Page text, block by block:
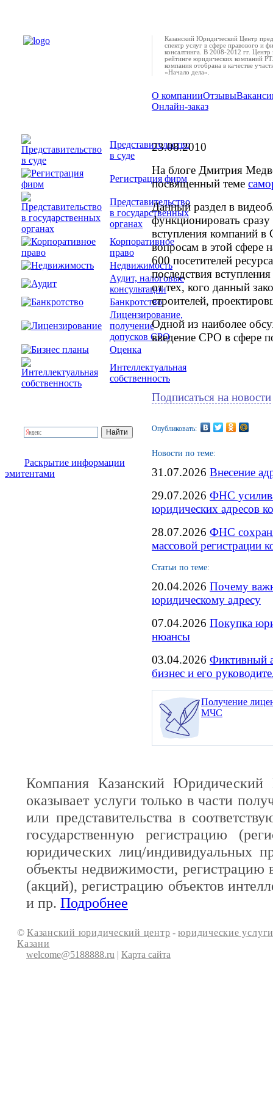
Представительство
в суде
Регистрация фирм
Представительство
в государственных
органах
Корпоративное
право
Недвижимость
Аудит, налоговые
консультации
Банкротство
Лицензирование,
получение
допусков СРО
Оценка
Интеллектуальная
собственность
Раскрытие информации
эмитентами
Казанский Юридический Центр
спектр услуг в сфере правового и
консалтинга. В 2008-2012 гг. Центр
рейтинге юридических компаний
компания отобрана в качестве
«Начало дела».
О компанииОтзывы
Онлайн-заказ
23.08.2010
На блоге Дмитрия
посвященный теме
Данный раздел в
функционировать сразу
вступления компаний
вопросам в этой сфере
600 посетителей
последствия
от тех, кого данный
строителей,
Одной из наиболее
введение СРО в сфере
Подписаться на новости
Опубликовать:
Новости по теме:
31.07.2026 Внесение
29.07.2026 ФНС
юридических адресов
28.07.2026 ФНС
массовой регистрации
Статьи по теме:
20.04.2026 Почему
юридическому адресу
07.04.2026 Покупка
нюансы
03.04.2026 Фиктивный
бизнес и его
Получение
МЧС
Компания Казанский Юридический
оказывает услуги только в части
или представительства в
государственную регистрацию
юридических лиц/индивидуальных
объекты недвижимости, регистрацию
(акций), регистрацию объектов
и пр. Подробнее
© Казанский юридический центр -юридические
Казани
welcome@5188888.ru | Карта сайта